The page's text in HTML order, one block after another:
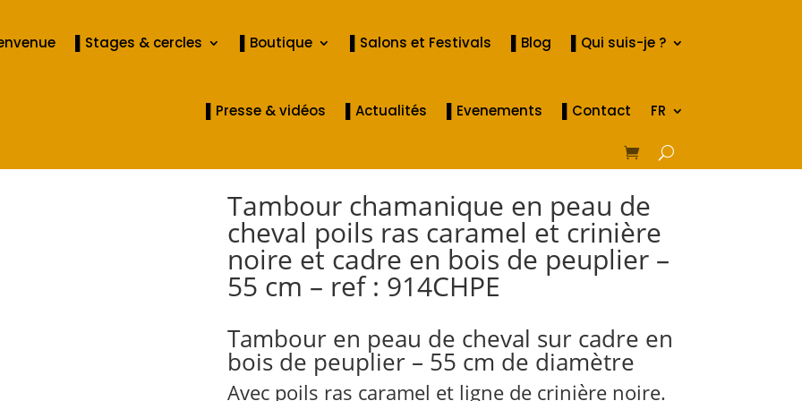
▌Stages & cercles ▌Boutique ▌Salons et Festivals ▌Blog ▌Qui suis-je ?
▌Presse & vidéos ▌Actualités ▌Evenements ▌Contact FR
Tambour chamanique en peau de
cheval poils ras caramel et crinière
noire et cadre en bois de peuplier –
55 cm – ref : 914CHPE
Tambour en peau de cheval sur cadre en
bois de peuplier – 55 cm de diamètre
Avec poils ras caramel et ligne de crinière noire.